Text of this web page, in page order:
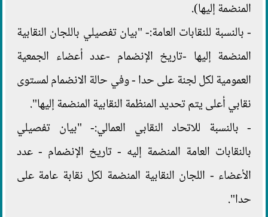
المنضمة إليها).
- بالنسبة للنقابات العامة:- "بيان تفصيلي باللجان النقابية
المنضمة إليها -تاريخ الإنضمام -عدد أعضاء الجمعية
العمومية لكل لجنة على حدا - وفي حالة الانضمام لمستوى
نقابي أعلى يتم تحديد المنظمة النقابية المنضمة إليها".
- بالنسبة للاتحاد النقابي العمالي:- "بيان تفصيلي
بالنقابات العامة المنضمة إليه - تاريخ الإنضمام - عدد
الأعضاء - اللجان النقابية المنضمة لكل نقابة عامة على
حدا".